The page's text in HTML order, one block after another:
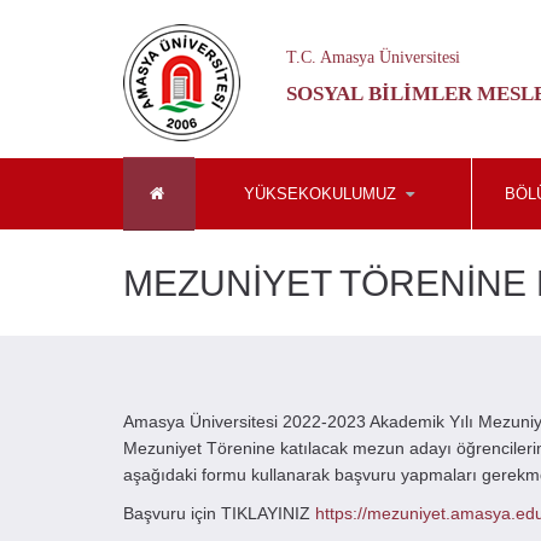
T.C. Amasya Üniversitesi
SOSYAL BILIMLER
YÜKSEKOKULUMUZ
MEZUNİYET
Amasya Üniversitesi 2022-2023 Akademik Yılı
Mezuniyet Törenine katılacak mezun adayı
aşağıdaki formu kullanarak başvuru yapmaları
Başvuru için TIKLAYINIZ https://